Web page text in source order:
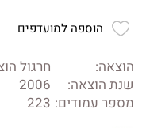
הוספה למועדפים
הוצאה:
חרגול
שנת הוצאה:
2006
מספר עמודים: 223